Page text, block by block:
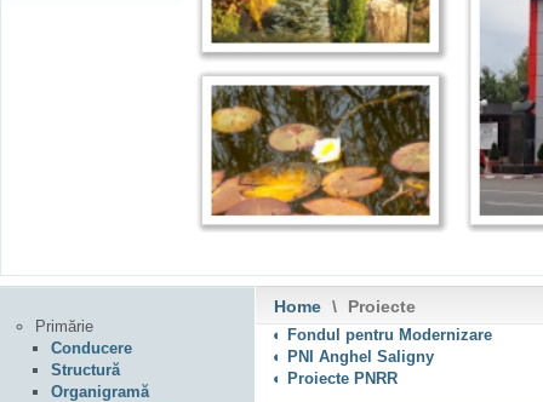
Home \ Proiecte
◐ Fondul pentru Modernizare
◐ PNI Anghel Saligny
◐ Proiecte PNRR
Primărie
Conducere
Structură
Organigramă